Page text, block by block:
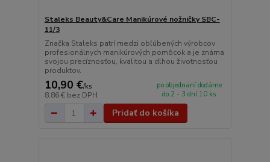
Staleks Beauty&Care Manikúrové nožničky SBC-
11/3
Značka Staleks patrí medzi obľúbených výrobcov
profesionálnych manikúrových pomôcok a je známa
svojou precíznosťou, kvalitou a dlhou životnosťou
produktov.
10,90 €/ks
8,86 € bez DPH
po objednaní dodáme
do 2 - 3 dní 10 ks
Pridať do košíka